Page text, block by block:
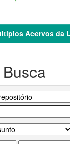
Acervos da